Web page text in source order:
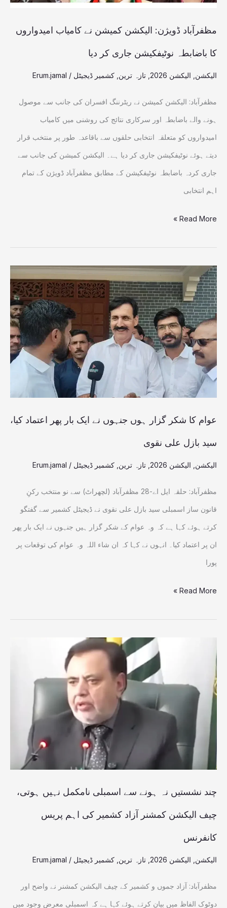
مظفرآباد ڈویژن: الیکشن کمیشن نے کامیاب امیدواروں
کا باضابطہ نوٹیفکیشن جاری کر دیا
الیکشن الیکشن 2026 تازہ ترین کشمیر ڈیجیٹل /
Erum.jamal
مظفرآباد: الیکشن کمیشن نے ریٹرننگ افسران کی جانب سے موصول
ہونے والے باضابطہ اور سرکاری نتائج کی روشنی میں کامیاب
امیدواروں کو متعلقہ انتخابی حلقوں سے باقاعدہ طور پر منتخب قرار
دیتے ہوئے نوٹیفکیشن جاری کر دیا ہے۔ الیکشن کمیشن کی جانب سے
جاری کردہ باضابطہ نوٹیفکیشن کے مطابق مظفرآباد ڈویژن کے تمام
اہم انتخابی
باضابطہ
کر
Read More »
عوام کا شکر گزار ہوں جنہوں نے ایک بار پھر اعتماد کیا،
سید بازل علی نقوی
الیکشن الیکشن 2026 تازہ ترین کشمیر ڈیجیٹل /
Erum.jamal
مظفرآباد: حلقہ ایل اے-28 مظفرآباد (لچھراٹ) سے نو منتخب رکنِ
قانون ساز اسمبلی سید بازل علی نقوی نے ڈیجیٹل کشمیر سے گفتگو
کرتے ہوئے کہا ہے کہ وہ عوام کے شکر گزار ہیں جنہوں نے ایک بار پھر
ان پر اعتماد کیا۔ انہوں نے کہا کہ ان شاء اللہ وہ عوام کی توقعات پر
پورا
عوام
کا
شکر
گزار
ہوں
جنہوں
نے
ایک
کیا،
سید
بازل
علی
نقوی
Read More »
چند نشستیں نہ ہونے سے اسمبلی نامکمل نہیں ہوتی،
چیف الیکشن کمشنر آزاد کشمیر کی اہم پریس
کانفرنس
الیکشن الیکشن 2026 تازہ ترین کشمیر ڈیجیٹل /
Erum.jamal
مظفرآباد: آزاد جموں و کشمیر کے چیف الیکشن کمشنر نے واضح اور
دوٹوک الفاظ میں بیان کرتے ہوئے کہا ہے کہ اسمبلی معرضِ وجود میں
نہ
ہونے
سے
اسمبلی
نامکمل
نہیں
الیکشن
کمشنر
آزاد